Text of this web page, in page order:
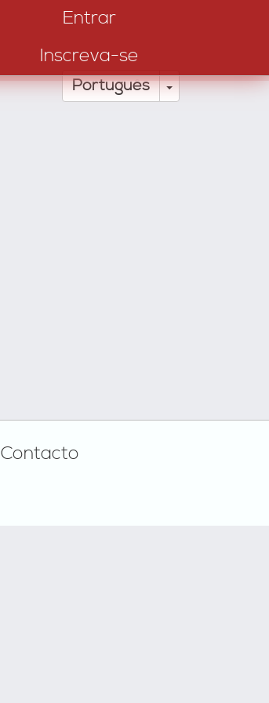
Entrar
Inscreva-se
Português Toggle
Contacto